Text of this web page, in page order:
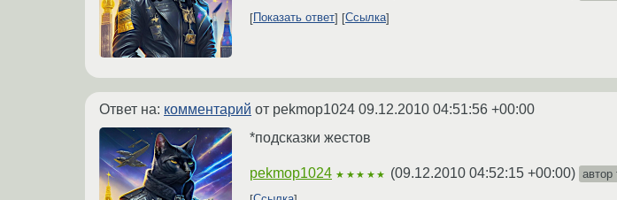
Показать ответ
Ссылка
Ответ на: комментарий от pekmop1024 09.12.2010 04:51:56 +00:00
*подсказки жестов
pekmop1024 ★★★★★ (09.12.2010 04:52:15 +00:00) автор